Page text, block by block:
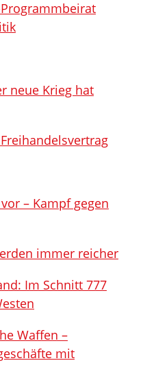
neue Krieg hat
Freihandelsvertrag
– Kampf gegen
immer reicher
Im Schnitt 777
Waffen –
mit